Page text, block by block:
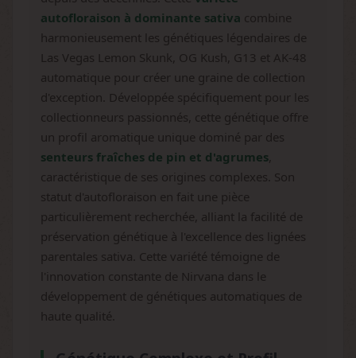
autofloraison à dominante sativa combine
harmonieusement les génétiques légendaires de
Las Vegas Lemon Skunk, OG Kush, G13 et AK-48
automatique pour créer une graine de collection
d'exception. Développée spécifiquement pour les
collectionneurs passionnés, cette génétique offre
un profil aromatique unique dominé par des
senteurs fraîches de pin et d'agrumes
caractéristique de ses origines complexes. Son
statut d'autofloraison en fait une pièce
particulièrement recherchée, alliant la facilité de
préservation génétique à l'excellence des lignées
parentales sativa. Cette variété témoigne de
l'innovation constante de Nirvana dans le
développement de génétiques automatiques de
haute qualité.